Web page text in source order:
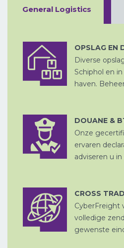
General Logistics
OPSLAG EN
Diverse
Schiphol en
haven.
DOUANE
OPSLAG EN
DITSRIBUTIE
DOUANE &
Onze
ervaren
adviseren u in
CHINA
PER SPOOR
CROSS
CROSS
CyberFreight
volledige
gewenste